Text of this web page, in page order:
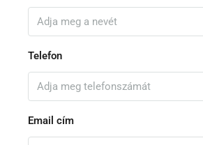
Telefon
Email cím